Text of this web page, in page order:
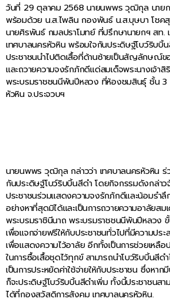
วันที่ 29 ตุลาคม 2568 นายนพพร วุฒิกุล นาย
พร้อมด้วย น.ส.ไพลิน กองพันธ์ น.ส.บุษบา โชค
นายศิรพันธ์ กมลปราโมทย์ ที่ปรึกษานายกฯ สท.
เทศบาลนครหัวหิน พร้อมใจกันประดิษฐ์โบว์ริบบิ้
ประชาชนนำไปติดเสื้อที่ด้านซ้ายเป็นสัญลักษณ์ข
และถวายความจงรักภักดีแด่สมเด็จพระนางเจ้า
พระบรมราชชนนีพันปีหลวง ที่ห้องชมสินธุ์ ชั้น 3
หัวหิน จ.ประจวบฯ
นายนพพร วุฒิกุล กล่าวว่า เทศบาลนครหัวหิน ร่
กันประดิษฐ์โบว์ริบบิ้นสีดำ โดยกิจกรรมดังกล่าว
ประชาชนร่วมแสดงความจงรักภักดีและน้อมรำ
อย่างหาที่สุดมิได้และเป็นการถวายความอาลัยสม
พระบรมราชินีนาถ พระบรมราชชนนีพันปีหลวง
เพื่อแจกจ่ายฟรีให้กับประชาชนทั่วไปที่มีความปร
เพื่อแสดงความไว้อาลัย อีกทั้งเป็นการช่วยเหลื
ในการซื้อเสื้อชุดไว้ทุกข์ สามารถนำโบว์ริบบิ้นสีด
เป็นการประหยัดค่าใช้จ่ายให้กับประชาชน ซึ่งหา
ก็จะประดิษฐ์โบว์ริบบิ้นสีดำเพิ่ม ทั้งนี้ประชาชนส
ได้ที่กองสวัสดิการสังคม เทศบาลนครหัวหิน.